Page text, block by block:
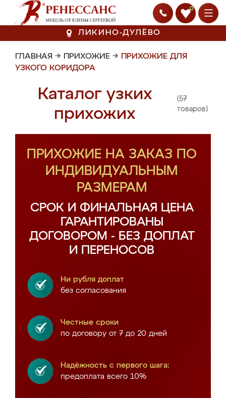
0
ЛИКИНО-ДУЛЁВО
ГЛАВНАЯ → ПРИХОЖИЕ → ПРИХОЖИЕ ДЛЯ
УЗКОГО КОРИДОРА
Каталог узких
прихожих
(57
товаров)
ПРИХОЖИЕ НА ЗАКАЗ ПО
ИНДИВИДУАЛЬНЫМ
РАЗМЕРАМ
СРОК И ФИНАЛЬНАЯ ЦЕНА
ГАРАНТИРОВАНЫ
ДОГОВОРОМ - БЕЗ ДОПЛАТ
И ПЕРЕНОСОВ
Ни рубля доплат
без согласования
Честные сроки
по договору от 7 до 20 дней
Надёжность с первого шага:
предоплата всего 10%